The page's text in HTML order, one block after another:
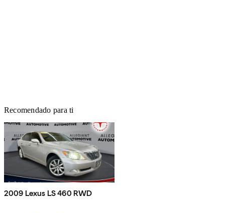
Recomendado para ti
2009 Lexus LS 460 RWD